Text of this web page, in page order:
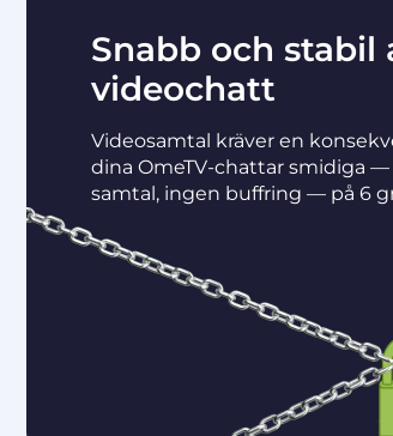
Snabb och
videochatt
Videosamtal kräver en
dina OmeTV-chattar smidiga
samtal, ingen buffring — på 6